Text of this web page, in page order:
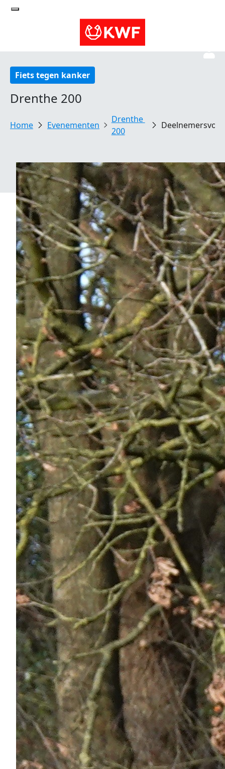
Fiets tegen kanker
Drenthe 200
Evenementen
Drenthe
200